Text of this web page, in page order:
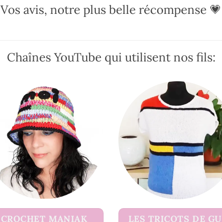
peuvent
sur
du
produit
peuvent
sur
page
du
produit
Vos avis, notre plus belle récompense 💗
Chaînes YouTube qui utilisent nos fils:
CROCHET MANIAK LES TRICOTS DE